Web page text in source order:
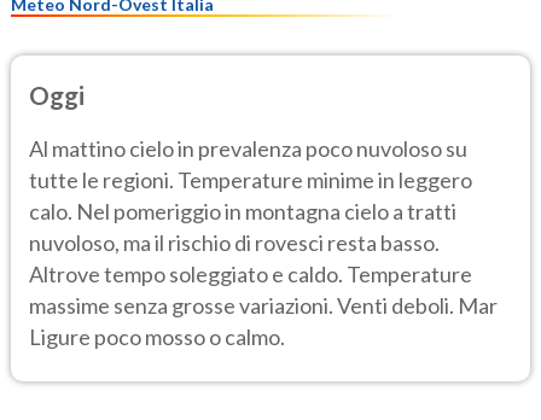
Oggi
Al mattino cielo in prevalenza poco nuvoloso su
tutte le regioni. Temperature minime in leggero
calo. Nel pomeriggio in montagna cielo a tratti
nuvoloso, ma il rischio di rovesci resta basso.
Altrove tempo soleggiato e caldo. Temperature
massime senza grosse variazioni. Venti deboli. Mar
Ligure poco mosso o calmo.